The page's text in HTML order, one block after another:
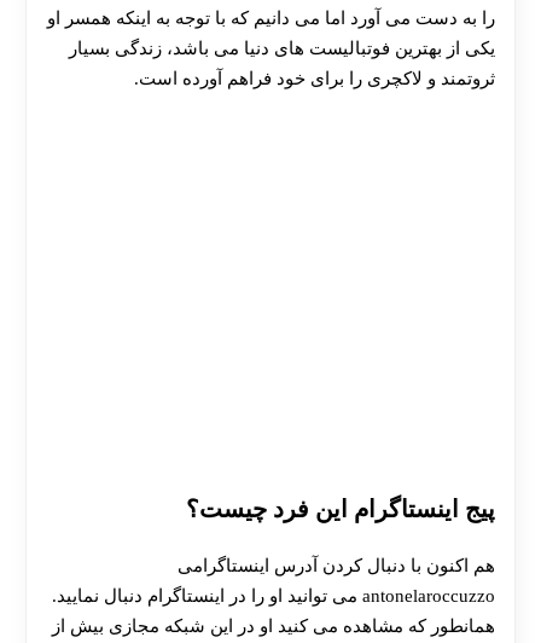
را به دست می‌ آورد اما می دانیم که با توجه به اینکه همسر او
یکی از بهترین فوتبالیست های دنیا می باشد، زندگی بسیار
ثروتمند و لاکچری را برای خود فراهم آورده است.
پیج اینستاگرام این فرد چیست؟
هم اکنون با دنبال کردن آدرس اینستاگرامی
antonelaroccuzzo می توانید او را در اینستاگرام دنبال نمایید.
همانطور که مشاهده می کنید او در این شبکه مجازی بیش از